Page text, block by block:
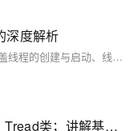
深度解析
本文介绍了 Java 多线程开发的关键技术，涵盖线程的创建与启动、线程安全问题及其解决方案，包括 synchronized 关键字、原子类和线程间通信机制。通过示例代码讲解了多线程编程中的常见问题与优化方法，帮助开发者提升程序性能与稳定性。
【Java】（10）进程与线程的关系、Tread类；讲解基本线程安全、网络编程内容；JSON序列化与反序列化